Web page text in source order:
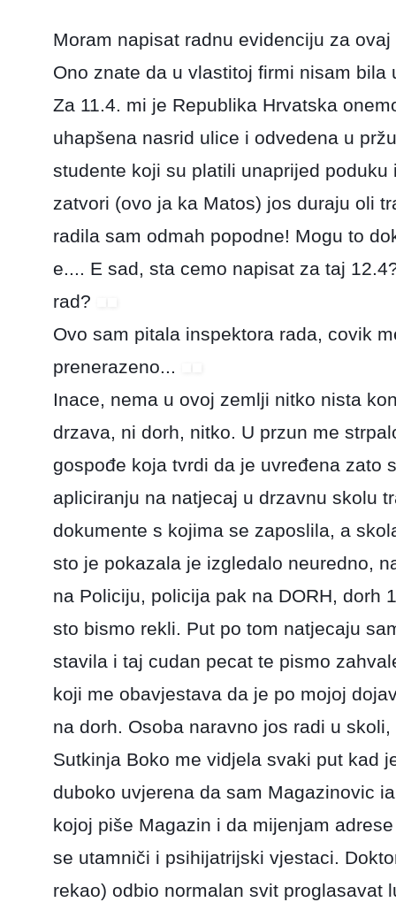
Moram napisat radnu evidenciju za
Ono znate da u vlastitoj firmi nisam bila
Za 11.4. mi je Republika Hrvatska
uhapšena nasrid ulice i odvedena u
studente koji su platili unaprijed
zatvori (ovo ja ka Matos) jos duraju oli
radila sam odmah popodne! Mogu to
e.... E sad, sta cemo napisat za taj
rad?
Ovo sam pitala inspektora rada, covik
prenerazeno...
Inace, nema u ovoj zemlji nitko nista
drzava, ni dorh, nitko. U przun me
gospođe koja tvrdi da je uvređena zato
apliciranju na natjecaj u drzavnu skolu
dokumente s kojima se zaposlila, a
sto je pokazala je izgledalo neuredno,
na Policiju, policija pak na DORH, dorh
sto bismo rekli. Put po tom natjecaju
stavila i taj cudan pecat te pismo
koji me obavjestava da je po mojoj
na dorh. Osoba naravno jos radi u
Sutkinja Boko me vidjela svaki put kad
duboko uvjerena da sam Magazinovic
kojoj piše Magazin i da mijenjam
se utamniči i psihijatrijski vjestaci.
rekao) odbio normalan svit proglasavat